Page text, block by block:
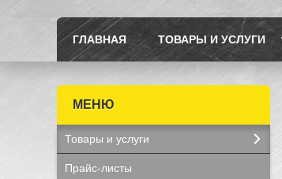
ГЛАВНАЯ ТОВАРЫ И УСЛУГИ
Товары и услуги
Прайс-листы